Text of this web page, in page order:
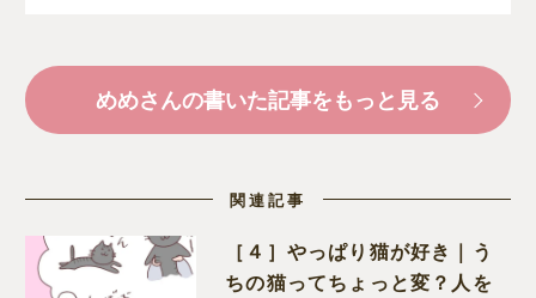
めめさんの書いた記事をもっと見る
関連記事
［４］やっぱり猫が好き｜う
ちの猫ってちょっと変？人を